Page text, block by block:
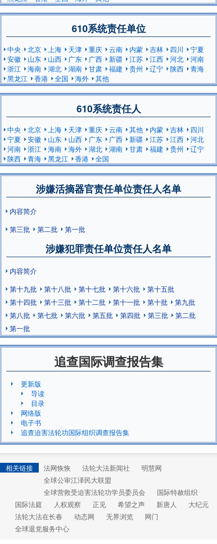
610系统责任单位
中央 北京 上海 天津 重庆 云南 内蒙 吉林 四川
宁夏
安徽
山东 山西 广东 广西 新疆 江苏 江西 河北
河南
浙江
海南 湖北 湖南 甘肃 福建 贵州 辽宁 陕西
青海
黑龙江
香港 全国 海外 其他
610系统责任人
中央 北京 上海 天津 重庆 云南 其他 内蒙 吉林
四川
宁夏
安徽 山东 山西 广东 广西 新疆 江苏 江西
河北
河南
浙江 海南 海外 湖北 湖南 甘肃 福建 贵州
辽宁
陕西
青海 黑龙江 香港 全国
涉嫌活摘器官责任单位责任人名单
内容简介
第三批
第二批 第一批
涉嫌犯罪责任单位责任人名单
内容简介
第十九批
第十八批 第十七批 第十六批
第十五批
第十四批
第十三批 第十二批 第十一批 第十批
第九批
第八批
第七批 第六批 第五批 第四批 第三批
第二批
第一批
追查国际调查报告集
更新版
导读
目录
网络版
电子书
追查迫害法轮功国际组织调查报告集
相关链接 法网恢恢 法轮大法新闻社
明慧网
全球公审江泽民大联盟
全球营救受迫害法轮功学员委员会
国际特赦组织
国际法庭
人权观察 正见 希望之声 新唐人
大纪元
法轮大法在长春
动态网 无界浏览
网门
全球退党服务中心